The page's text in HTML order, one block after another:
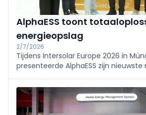
AlphaESS toont
energieopslag
2/7/2026
Tijdens Intersolar Europe 2026 in
presenteerde AlphaESS zijn nieuwste
en intelligente
afgestemd op de Belgische en